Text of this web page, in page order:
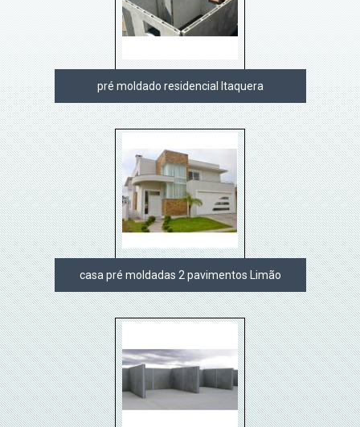
pré moldado residencial Itaquera
casa pré moldadas 2 pavimentos Limão